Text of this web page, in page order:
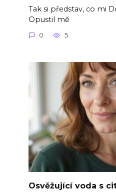
Tak si představ, co mi
Opustil mě
0 5
Osvěžující voda s